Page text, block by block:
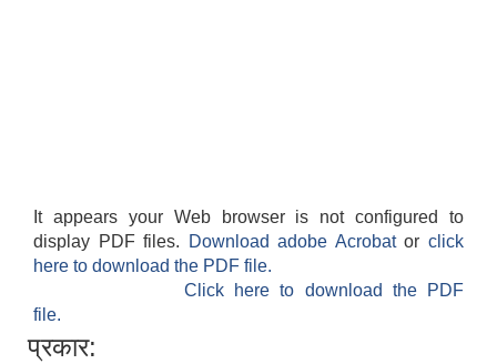
It appears your Web browser is not configured to
display PDF files.
Download adobe Acrobatorclick
here to download the PDF file.
Click here to download the PDF
file.
प्रकार: